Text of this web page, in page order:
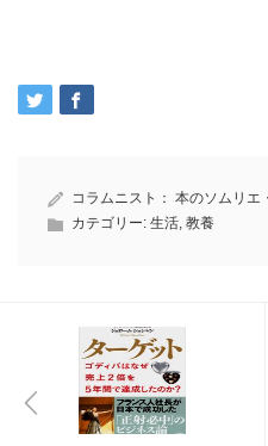
コラムニスト： 本のソムリエ
カテゴリー: 生活, 教養